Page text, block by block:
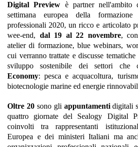
Digital Preview è partner nell'ambito
settimana europea della
professionali 2020, un ricco e articolato
wee-end, dal 19 al 22 novembre,
atelier di formazione, blue webinars,
cui verranno trattate e discusse
sviluppo sostenibile dei settori che
Economy: pesca e acquacoltura,
biotecnologie marine ed energie
Oltre 20sono gli appuntamentidigitali
quattro giornate del Sealogy Digital
coinvolti tra rappresentanti
Europea e dei ministeri Italiani ma